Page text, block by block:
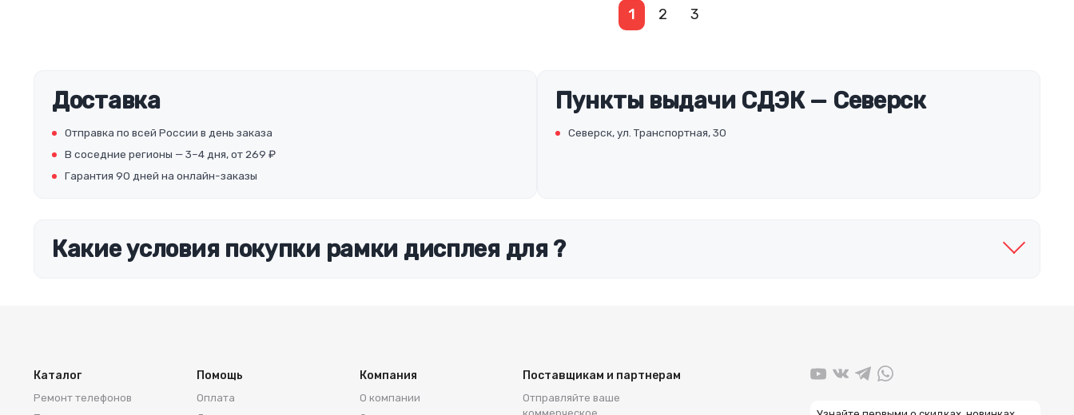
1 2 3
Доставка
Отправка по всей России в день заказа
В соседние регионы — 3–4 дня, от 269 ₽
Гарантия 90 дней на онлайн-заказы
Пункты выдачи СДЭК — Северск
Северск, ул. Транспортная, 30
Какие условия покупки рамки дисплея для ?
Каталог
Ремонт телефонов
Помощь
Оплата
Компания
О компании
Поставщикам и партнерам
Отправляйте ваше